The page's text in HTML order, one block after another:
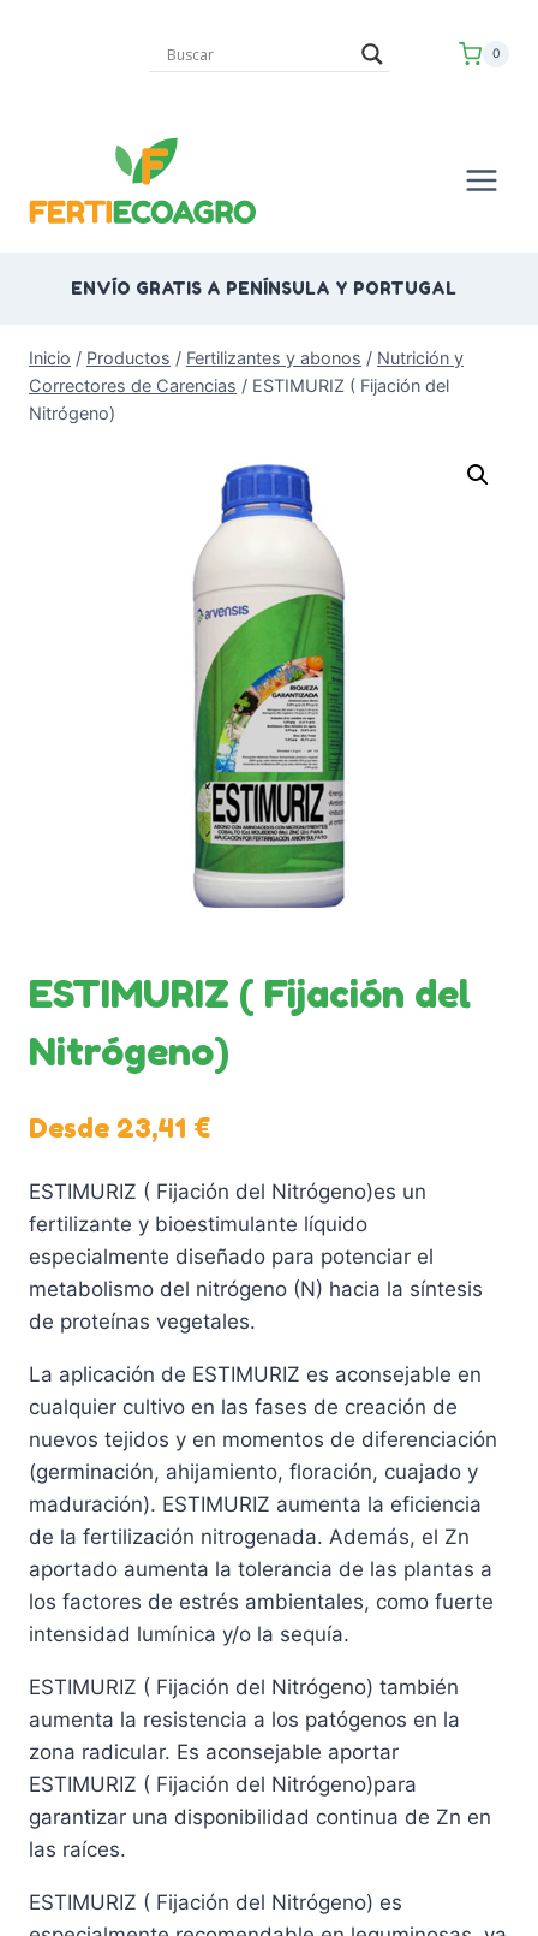
0
ENVÍO GRATIS A PENÍNSULA Y PORTUGAL
Inicio / Productos / Fertilizantes y abonos / Nutrición y
Correctores de Carencias / ESTIMURIZ ( Fijación del
Nitrógeno)
ESTIMURIZ ( Fijación del
Nitrógeno)
Desde 23,41 €
ESTIMURIZ ( Fijación del Nitrógeno)es un
fertilizante y bioestimulante líquido
especialmente diseñado para potenciar el
metabolismo del nitrógeno (N) hacia la síntesis
de proteínas vegetales.
La aplicación de ESTIMURIZ es aconsejable en
cualquier cultivo en las fases de creación de
nuevos tejidos y en momentos de diferenciación
(germinación, ahijamiento, floración, cuajado y
maduración). ESTIMURIZ aumenta la eficiencia
de la fertilización nitrogenada. Además, el Zn
aportado aumenta la tolerancia de las plantas a
los factores de estrés ambientales, como fuerte
intensidad lumínica y/o la sequía.
ESTIMURIZ ( Fijación del Nitrógeno) también
aumenta la resistencia a los patógenos en la
zona radicular. Es aconsejable aportar
ESTIMURIZ ( Fijación del Nitrógeno)para
garantizar una disponibilidad continua de Zn en
las raíces.
ESTIMURIZ ( Fijación del Nitrógeno) es